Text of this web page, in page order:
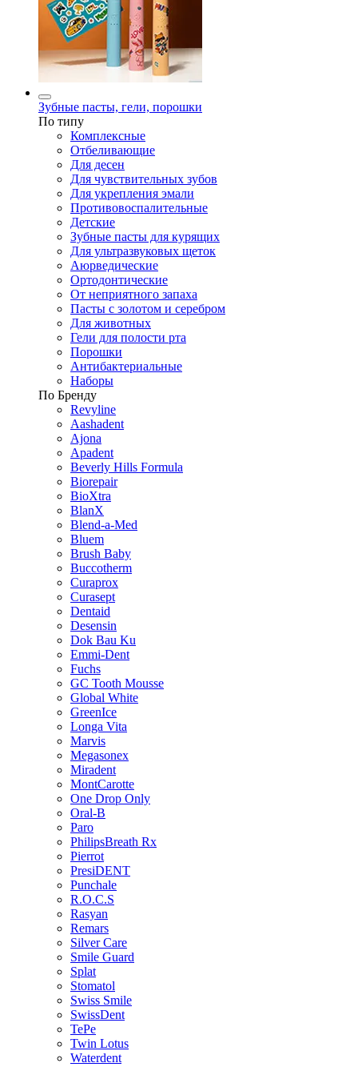
Зубные пасты, гели, порошки
По типу
Комплексные
Отбеливающие
Для десен
Для чувствительных зубов
Для укрепления эмали
Противовоспалительные
Детские
Зубные пасты для курящих
Для ультразвуковых щеток
Аюрведические
Ортодонтические
От неприятного запаха
Пасты с золотом и серебром
Для животных
Гели для полости рта
Порошки
Антибактериальные
Наборы
По Бренду
Revyline
Aashadent
Ajona
Apadent
Beverly Hills Formula
Biorepair
BioXtra
BlanX
Blend-a-Med
Bluem
Brush Baby
Buccotherm
Curaprox
Curasept
Dentaid
Desensin
Dok Bau Ku
Emmi-Dent
Fuchs
GC Tooth Mousse
Global White
GreenIce
Longa Vita
Marvis
Megasonex
Miradent
MontCarotte
One Drop Only
Oral-B
Paro
PhilipsBreath Rx
Pierrot
PresiDENT
Punchale
R.O.C.S
Rasyan
Remars
Silver Care
Smile Guard
Splat
Stomatol
Swiss Smile
SwissDent
TePe
Twin Lotus
Waterdent